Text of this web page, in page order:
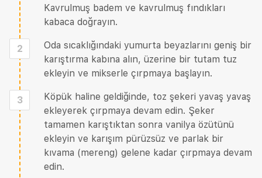
Kavrulmuş badem ve kavrulmuş fındıkları
kabaca doğrayın.
2
Oda sıcaklığındaki yumurta beyazlarını geniş bir
karıştırma kabına alın, üzerine bir tutam tuz
ekleyin ve mikserle çırpmaya başlayın.
3
Köpük haline geldiğinde, toz şekeri yavaş yavaş
ekleyerek çırpmaya devam edin. Şeker
tamamen karıştıktan sonra vanilya özütünü
ekleyin ve karışım pürüzsüz ve parlak bir
kıvama (mereng) gelene kadar çırpmaya devam
edin.